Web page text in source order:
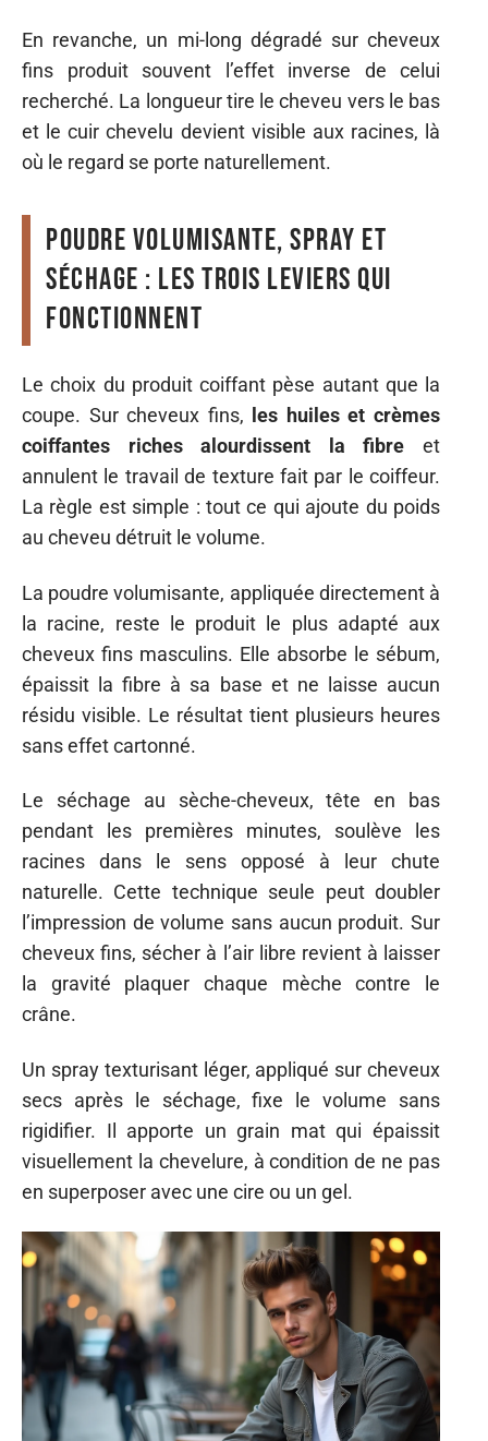
En revanche, un mi-long dégradé sur cheveux
fins produit souvent l’effet inverse de celui
recherché. La longueur tire le cheveu vers le bas
et le cuir chevelu devient visible aux racines, là
où le regard se porte naturellement.
Poudre volumisante, spray et
séchage : les trois leviers qui
fonctionnent
Le choix du produit coiffant pèse autant que la
coupe. Sur cheveux fins,
les huiles et crèmes
coiffantes riches alourdissent la fibre et
annulent le travail de texture fait par le coiffeur.
La règle est simple : tout ce qui ajoute du poids
au cheveu détruit le volume.
La poudre volumisante, appliquée directement à
la racine, reste le produit le plus adapté aux
cheveux fins masculins. Elle absorbe le sébum,
épaissit la fibre à sa base et ne laisse aucun
résidu visible. Le résultat tient plusieurs heures
sans effet cartonné.
Le séchage au sèche-cheveux, tête en bas
pendant les premières minutes, soulève les
racines dans le sens opposé à leur chute
naturelle. Cette technique seule peut doubler
l’impression de volume sans aucun produit. Sur
cheveux fins, sécher à l’air libre revient à laisser
la gravité plaquer chaque mèche contre le
crâne.
Un spray texturisant léger, appliqué sur cheveux
secs après le séchage, fixe le volume sans
rigidifier. Il apporte un grain mat qui épaissit
visuellement la chevelure, à condition de ne pas
en superposer avec une cire ou un gel.